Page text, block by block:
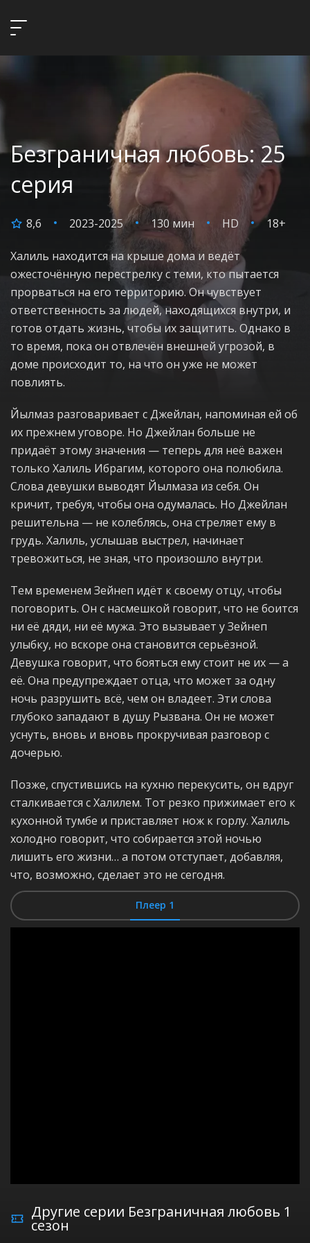
Безграничная любовь: 25
серия
8,6 2023-2025 130 мин HD 18+
Халиль находится на крыше дома и ведёт
ожесточённую перестрелку с теми, кто пытается
прорваться на его территорию. Он чувствует
ответственность за людей, находящихся внутри, и
готов отдать жизнь, чтобы их защитить. Однако в
то время, пока он отвлечён внешней угрозой, в
доме происходит то, на что он уже не может
повлиять.
Йылмаз разговаривает с Джейлан, напоминая ей об
их прежнем уговоре. Но Джейлан больше не
придаёт этому значения — теперь для неё важен
только Халиль Ибрагим, которого она полюбила.
Слова девушки выводят Йылмаза из себя. Он
кричит, требуя, чтобы она одумалась. Но Джейлан
решительна — не колеблясь, она стреляет ему в
грудь. Халиль, услышав выстрел, начинает
тревожиться, не зная, что произошло внутри.
Тем временем Зейнеп идёт к своему отцу, чтобы
поговорить. Он с насмешкой говорит, что не боится
ни её дяди, ни её мужа. Это вызывает у Зейнеп
улыбку, но вскоре она становится серьёзной.
Девушка говорит, что бояться ему стоит не их — а
её. Она предупреждает отца, что может за одну
ночь разрушить всё, чем он владеет. Эти слова
глубоко западают в душу Рызвана. Он не может
уснуть, вновь и вновь прокручивая разговор с
дочерью.
Позже, спустившись на кухню перекусить, он вдруг
сталкивается с Халилем. Тот резко прижимает его к
кухонной тумбе и приставляет нож к горлу. Халиль
холодно говорит, что собирается этой ночью
лишить его жизни… а потом отступает, добавляя,
что, возможно, сделает это не сегодня.
Плеер 1
Другие серии Безграничная любовь 1
сезон